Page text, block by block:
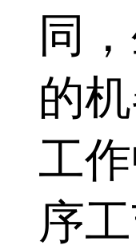
同
的
工
序